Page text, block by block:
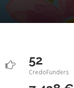
52
CredoFunders